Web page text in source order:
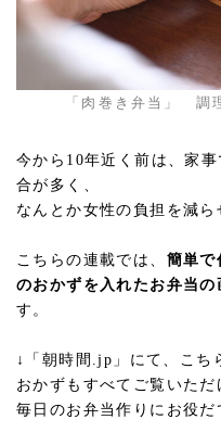
「肉巻き弁当」
今から10年近く前は、家
合が多く、
なんとか女性の負担を減ら
こちらの連載では、 簡単で
のおかずを入れたお弁当の
す。
↓「朝時間.jp」にて、こち
おかずもすべてご覧いただ
毎日のお弁当作りにお役だ